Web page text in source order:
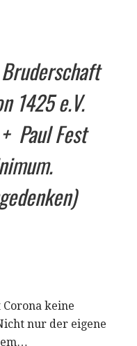
1425 e.V.
Paul Fest
Corona keine
nur der eigene